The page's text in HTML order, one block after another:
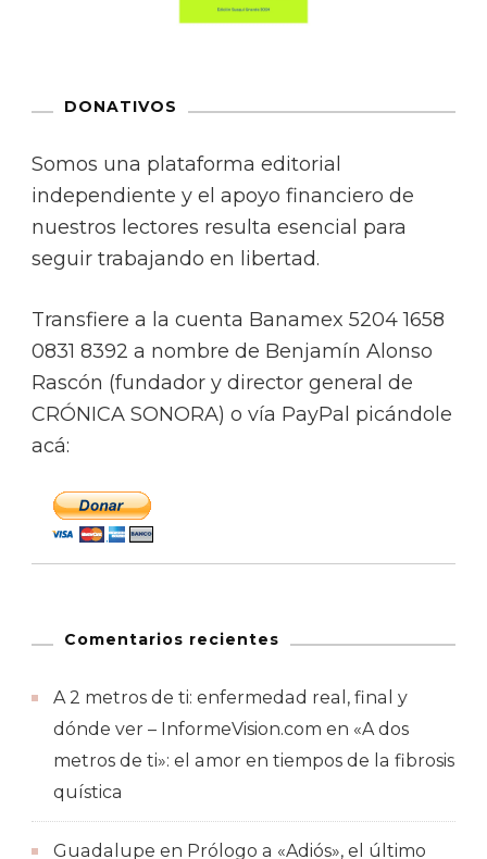
DONATIVOS
Somos una plataforma editorial
independiente y el apoyo financiero de
nuestros lectores resulta esencial para
seguir trabajando en libertad.
Transfiere a la cuenta Banamex 5204 1658
0831 8392 a nombre de Benjamín Alonso
Rascón (fundador y director general de
CRÓNICA SONORA) o vía PayPal picándole
acá:
Comentarios recientes
A 2 metros de ti: enfermedad real, final y
dónde ver – InformeVision.com en «A dos
metros de ti»: el amor en tiempos de la fibrosis
quística
Guadalupe en Prólogo a «Adiós», el último